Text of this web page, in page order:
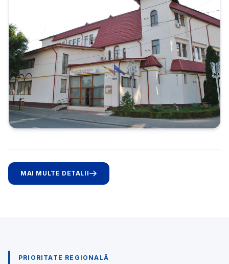
MAI MULTE DETALII
PRIORITATE REGIONALĂ